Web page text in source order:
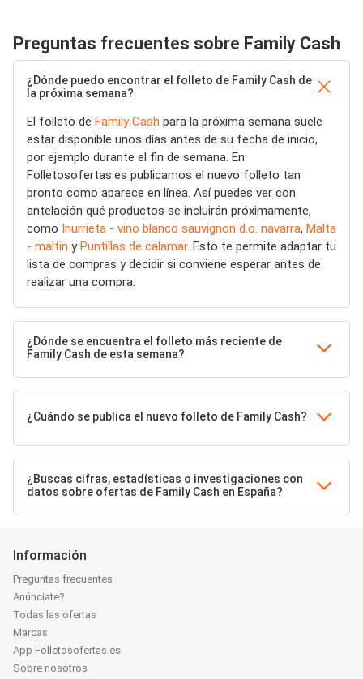
Preguntas frecuentes sobre Family Cash
¿Dónde puedo encontrar el folleto de Family Cash de
la próxima semana?
El folleto de Family Cash para la próxima semana suele
estar disponible unos días antes de su fecha de inicio,
por ejemplo durante el fin de semana. En
Folletosofertas.es publicamos el nuevo folleto tan
pronto como aparece en línea. Así puedes ver con
antelación qué productos se incluirán próximamente,
como Inurrieta - vino blanco sauvignon d.o. navarra, Malta
- maltin yPuntillas de calamar. Esto te permite adaptar tu
lista de compras y decidir si conviene esperar antes de
realizar una compra.
¿Dónde se encuentra el folleto más reciente de
Family Cash de esta semana?
¿Cuándo se publica el nuevo folleto de Family Cash?
¿Buscas cifras, estadísticas o investigaciones con
datos sobre ofertas de Family Cash en España?
Información
Preguntas frecuentes
Anúnciate?
Todas las ofertas
Marcas
App Folletosofertas.es
Sobre nosotros